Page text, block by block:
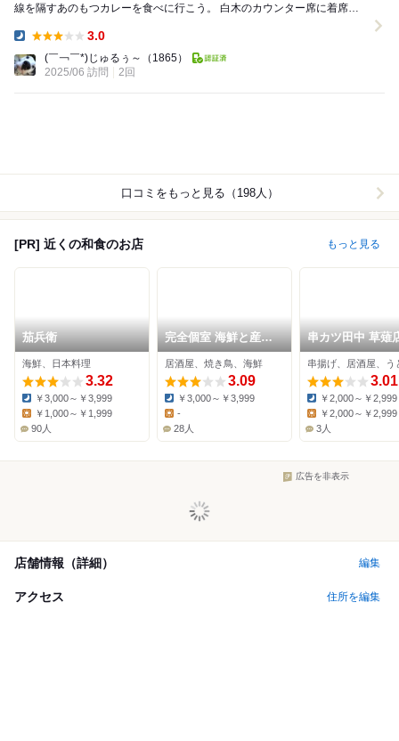
線を隔すあのもつカレーを食べに行こう。 白木のカウンター席に着席
3.0
(￣￢￣*)じゅるぅ～
（1865）
2025/06 訪問
2回
口コミをもっと見る（198人）
[PR] 近くの和食のお店 もっと見る
茄兵衛
海鮮、日本料理
3.32
Dinner:
￥3,000～￥3,999
Lunch:
￥1,000～￥1,999
90人
完全個室 海鮮と産地
鶏の炭火焼 うお鶏 清
水店
居酒屋、焼き鳥、海鮮
3.09
Dinner:
￥3,000～￥3,999
Lunch:
-
28人
串カツ田中 草薙
串揚げ、居酒屋、う
3.01
Dinner:
￥2,000～￥2,999
Lunch:
￥2,000～￥2,999
3人
広告を非表示
店舗情報（詳細） 編集
アクセス 住所を編集